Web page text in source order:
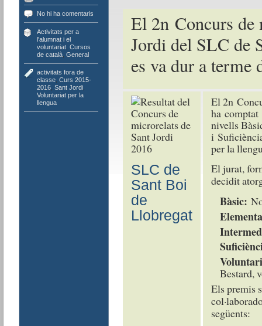
No hi ha comentaris
Activitats per a
l'alumnat i el
voluntariat, Cursos
de català, General
activitats fora de
classe, Curs 2015-
2016, Sant Jordi,
Voluntariat per la
llengua
El 2n Concurs de
Jordi del SLC de
es va dur a terme
SLC de
Sant Boi
de
Llobregat
El 2n
ha comptat
nivells
i
per la
El jurat,
decidit
Bàsic:
Bestard,
Els premis
següents: